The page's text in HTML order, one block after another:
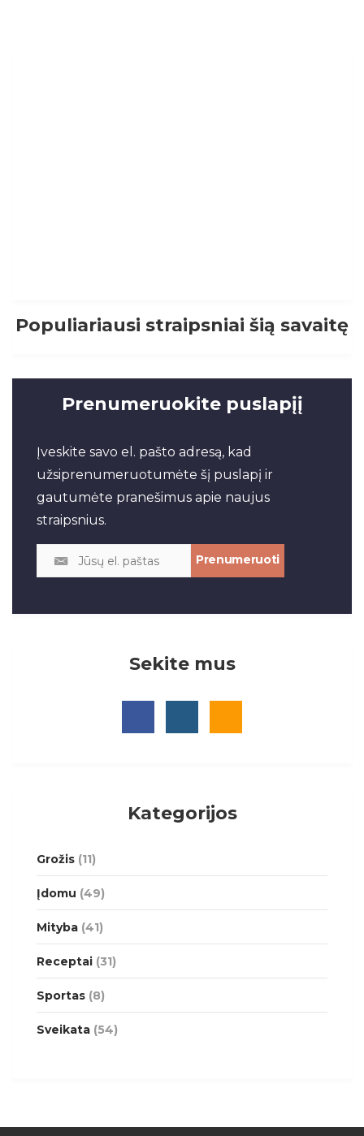
Populiariausi straipsniai šią savaitę
Prenumeruokite puslapįį
Įveskite savo el. pašto adresą, kad
užsiprenumeruotumėte šį puslapį ir
gautumėte pranešimus apie naujus
straipsnius.
Sekite mus
Kategorijos
Grožis (11)
Įdomu (49)
Mityba (41)
Receptai (31)
Sportas (8)
Sveikata (54)